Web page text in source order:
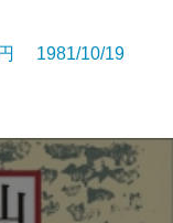
1981/10/19